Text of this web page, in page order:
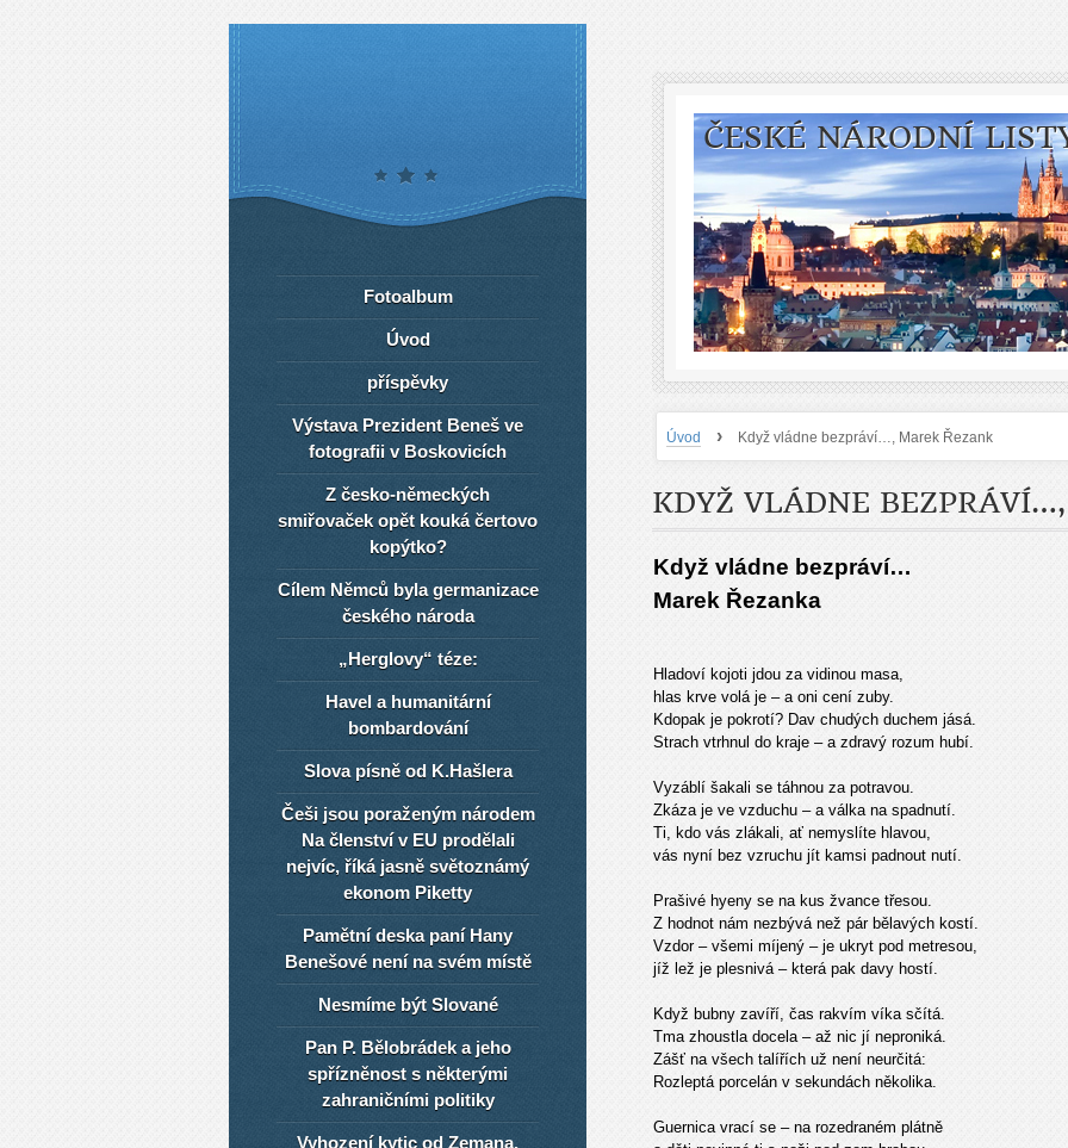
ČESKÉ NÁRODNÍ
Úvod › Když vládne bezpráví…, Marek Řezank
KDYŽ VLÁDNE
Když vládne bezpráví…
Marek Řezanka
Hladoví kojoti jdou za vidinou masa,
hlas krve volá je – a oni cení zuby.
Kdopak je pokrotí? Dav chudých duchem jásá.
Strach vtrhnul do kraje – a zdravý rozum hubí.
Vyzáblí šakali se táhnou za potravou.
Zkáza je ve vzduchu – a válka na spadnutí.
Ti, kdo vás zlákali, ať nemyslíte hlavou,
vás nyní bez vzruchu jít kamsi padnout nutí.
Prašivé hyeny se na kus žvance třesou.
Z hodnot nám nezbývá než pár bělavých kostí.
Vzdor – všemi míjený – je ukryt pod metresou,
jíž lež je plesnivá – která pak davy hostí.
Když bubny zavíří, čas rakvím víka sčítá.
Tma zhoustla docela – až nic jí neproniká.
Zášť na všech talířích už není neurčitá:
Rozleptá porcelán v sekundách několika.
Guernica vrací se – na rozedraném plátně
Fotoalbum
Úvod
příspěvky
Výstava Prezident Beneš ve
fotografii v Boskovicích
Z česko-německých
smiřovaček opět kouká čertovo
kopýtko?
Cílem Němců byla germanizace
českého národa
„Herglovy“ téze:
Havel a humanitární
bombardování
Slova písně od K.Hašlera
Češi jsou poraženým národem
Na členství v EU prodělali
nejvíc, říká jasně světoznámý
ekonom Piketty
Pamětní deska paní Hany
Benešové není na svém místě
Nesmíme být Slované
Pan P. Bělobrádek a jeho
spřízněnost s některými
zahraničními politiky
Vyhození kytic od Zemana,